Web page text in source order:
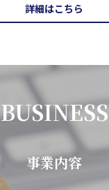
詳細はこちら
BUSINESS
事業内容